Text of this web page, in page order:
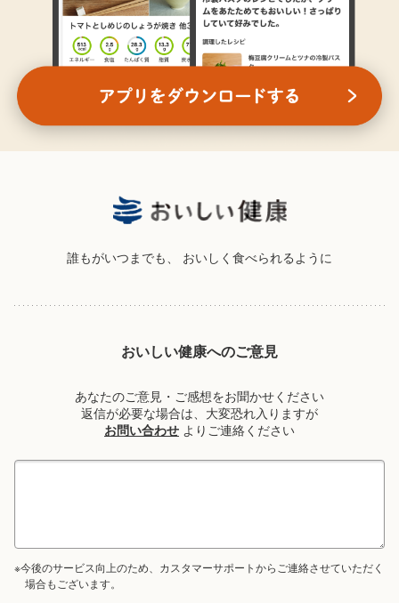
誰もがいつまでも、 おいしく食べられるように
おいしい健康へのご意見
あなたのご意見・ご感想をお聞かせください
返信が必要な場合は、大変恐れ入りますが
お問い合わせ よりご連絡ください
※今後のサービス向上のため、カスタマーサポートからご連絡させていただく
場合もございます。